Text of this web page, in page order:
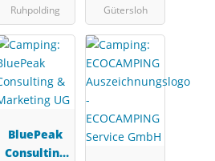
Ruhpolding
Gütersloh
BluePeak
Consulting